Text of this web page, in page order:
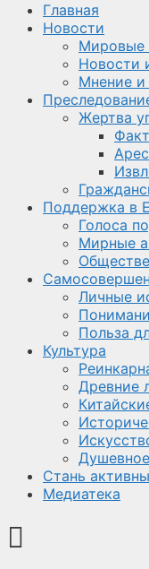
Главная
Новости
Мировые
Новости
Мнение и
Жертва
Поддержка в
Голоса
Мирные
Личные
Польза
Культура
Древние
Душевное
Стань
Медиатека